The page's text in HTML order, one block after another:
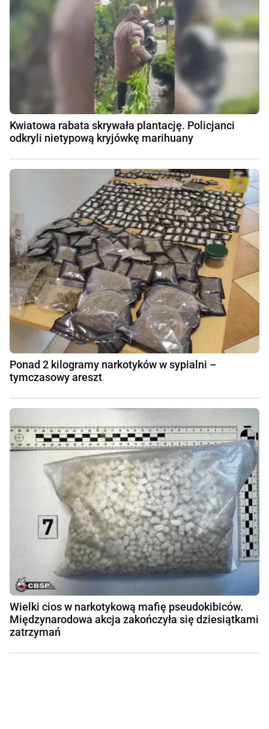
Kwiatowa rabata skrywała plantację. Policjanci
odkryli nietypową kryjówkę marihuany
Ponad 2 kilogramy narkotyków w sypialni –
tymczasowy areszt
Wielki cios w narkotykową mafię pseudokibiców.
Międzynarodowa akcja zakończyła się dziesiątkami
zatrzymań